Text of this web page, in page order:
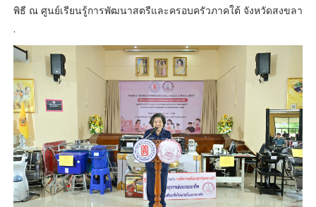
พิธี ณ ศูนย์เรียนรู้การพัฒนาสตรีและครอบครัวภาคใต้ จังหวัดสงขลา
.